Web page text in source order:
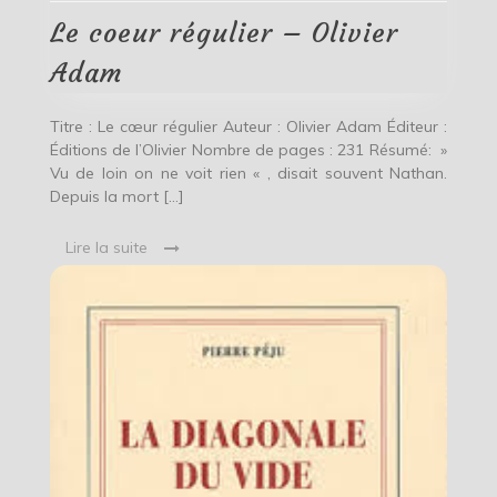
Olivier
Le coeur régulier – Olivier
Adam
Titre : Le cœur régulier Auteur : Olivier Adam Éditeur :
Éditions de l’Olivier Nombre de pages : 231 Résumé: »
Vu de loin on ne voit rien « , disait souvent Nathan.
Depuis la mort […]
Lire la suite